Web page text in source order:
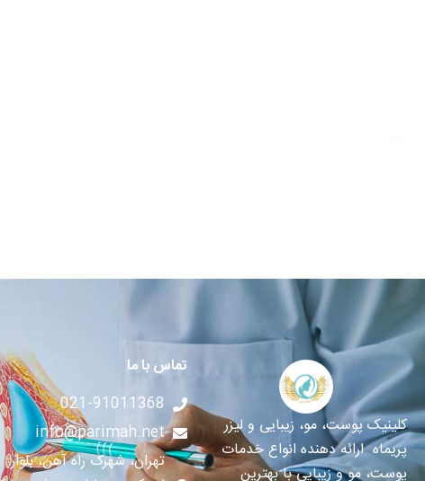
کلینیک پوست، مو، زیبایی و لیزر
پریماه ارائه دهنده انواع خدمات
پوست، مو و زیبایی با بهترین
تماس با ما
021-91011368
info@parimah.net
تهران، شهرک راه آهن، بلوار